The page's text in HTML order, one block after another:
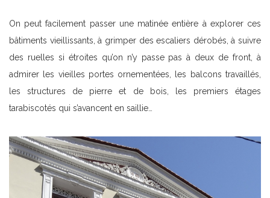
On peut facilement passer une matinée entière à explorer ces
bâtiments vieillissants, à grimper des escaliers dérobés, à suivre
des ruelles si étroites qu’on n’y passe pas à deux de front, à
admirer les vieilles portes ornementées, les balcons travaillés,
les structures de pierre et de bois, les premiers étages
tarabiscotés qui s’avancent en saillie…